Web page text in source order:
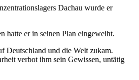
Dachau wurde er
hatte er in seinen Plan eingeweiht.
Deutschland und die Welt zukam.
verbot ihm sein Gewissen, untätig